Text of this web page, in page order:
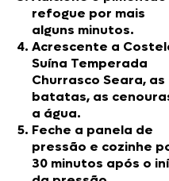
refogue por mais
alguns minutos.
Acrescente a
Suína Temperada
Churrasco Seara, as
batatas, as
a água.
Feche a panela de
pressão e cozinhe
30 minutos após o